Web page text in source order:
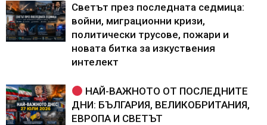
Светът през последната седмица:
войни, миграционни кризи,
политически трусове, пожари и
новата битка за изкуствения
интелект
НАЙ-ВАЖНОТО ОТ ПОСЛЕДНИТЕ
ДНИ: БЪЛГАРИЯ, ВЕЛИКОБРИТАНИЯ,
ЕВРОПА И СВЕТЪТ